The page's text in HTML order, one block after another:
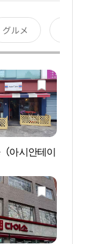
グルメ
아시안테이